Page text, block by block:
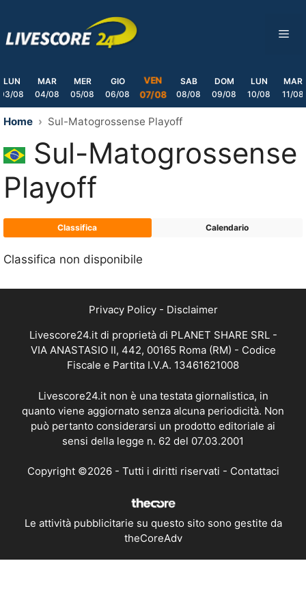
content
LUN
03/08
MAR
04/08
MER
05/08
GIO
06/08
VEN
07/08
SAB
08/08
DOM
09/08
LUN
10/08
MAR
11/08
Home Sul-Matogrossense Playoff
Sul-Matogrossense
Playoff
Classifica Calendario
Classifica non disponibile
Privacy Policy- Disclaimer
Livescore24.it di proprietà di PLANET SHARE SRL -
VIA ANASTASIO II, 442, 00165 Roma (RM) - Codice
Fiscale e Partita I.V.A. 13461621008
Livescore24.it non è una testata giornalistica, in
quanto viene aggiornato senza alcuna periodicità. Non
può pertanto considerarsi un prodotto editoriale ai
sensi della legge n. 62 del 07.03.2001
Copyright ©2026 - Tutti i diritti riservati - Contattaci
Le attività pubblicitarie su questo sito sono gestite da
theCoreAdv